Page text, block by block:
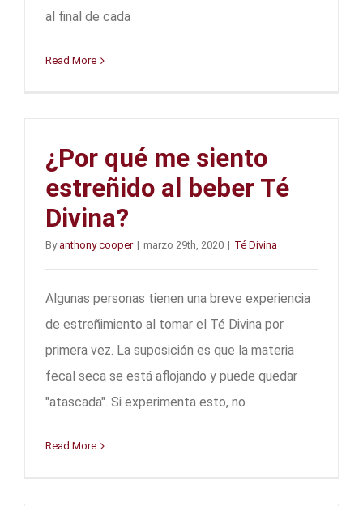
al final de cada
Read More
¿Por qué me siento
estreñido al beber Té
Divina?
By anthony cooper | marzo 29th, 2020 | Té Divina
Algunas personas tienen una breve experiencia
de estreñimiento al tomar el Té Divina por
primera vez. La suposición es que la materia
fecal seca se está aflojando y puede quedar
"atascada". Si experimenta esto, no
Read More